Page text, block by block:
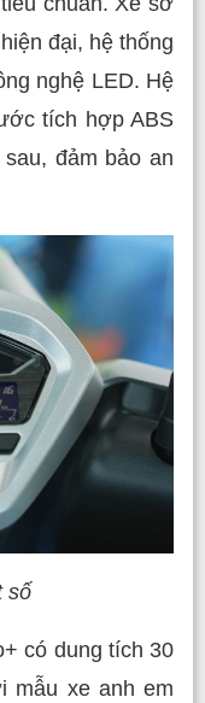
đại, hệ thống
nghệ LED. Hệ
tích hợp ABS
đảm bảo an
số
có dung tích 30
mẫu xe anh em